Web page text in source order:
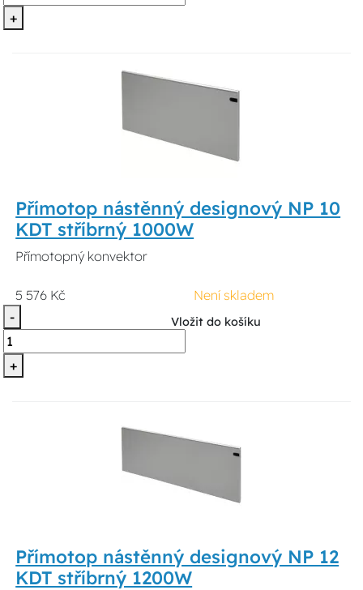
+
Přímotop nástěnný designový NP 10
KDT stříbrný 1000W
Přímotopný konvektor
5 576 Kč
Není skladem
-
+
Vložit do košíku
Přímotop nástěnný designový NP 12
KDT stříbrný 1200W